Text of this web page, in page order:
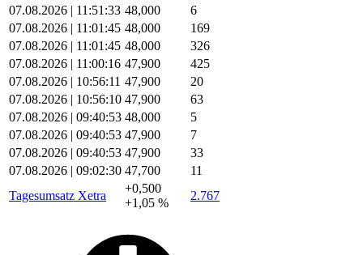
07.08.2026 | 11:51:33 48,000
6
07.08.2026 | 11:01:45 48,000
169
07.08.2026 | 11:01:45 48,000
326
07.08.2026 | 11:00:16 47,900
425
07.08.2026 | 10:56:11 47,900
20
07.08.2026 | 10:56:10 47,900
63
07.08.2026 | 09:40:53 48,000
5
07.08.2026 | 09:40:53 47,900
7
07.08.2026 | 09:40:53 47,900
33
07.08.2026 | 09:02:30 47,700
11
Tagesumsatz Xetra
+0,500
+1,05 %
2.767